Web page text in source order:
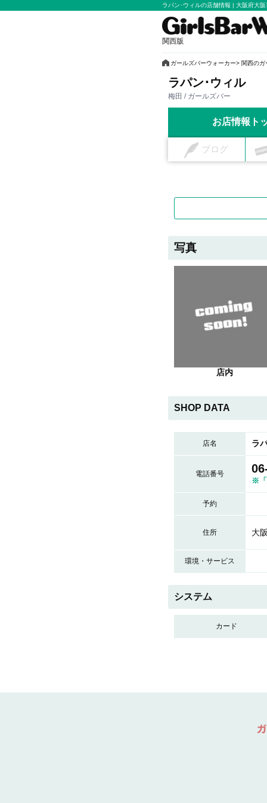
ラパン･ウィルの店舗情報 | 大阪府大
関西版
ガールズバーウォーカー 関西のガ
ラパン･ウィル
梅田 / ガールズバー
お店情報ト
ブログ
写真
店内
SHOP DATA
店名 ラ
電話番号
※「
予約
住所 大
環境・サービス
システム
カード